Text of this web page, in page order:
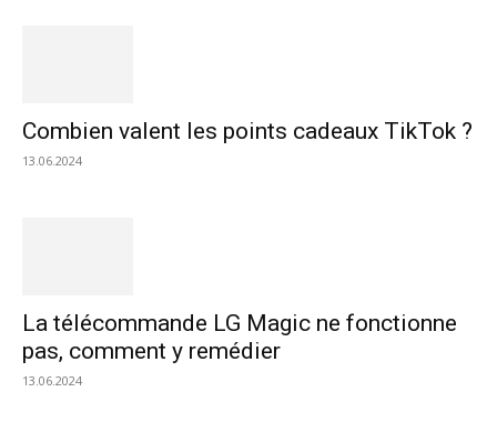
Combien valent les points cadeaux TikTok ?
13.06.2024
La télécommande LG Magic ne fonctionne
pas, comment y remédier
13.06.2024